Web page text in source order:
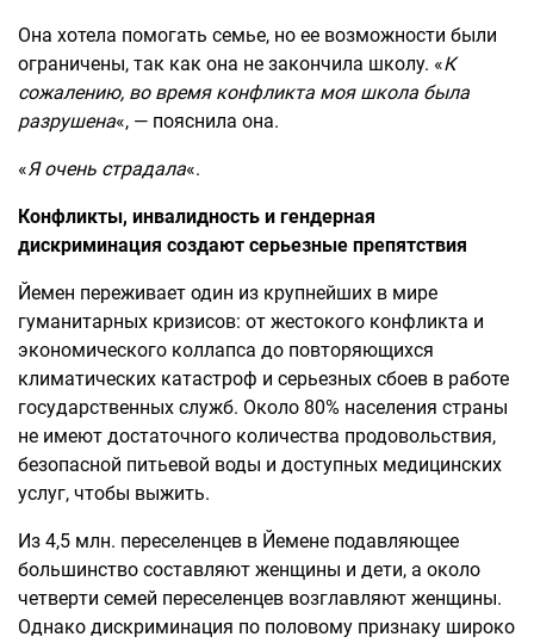
Она хотела помогать семье, но ее возможности были
ограничены, так как она не закончила школу. «К
сожалению, во время конфликта моя школа была
разрушена«, — пояснила она.
«Я очень страдала«.
Конфликты, инвалидность и гендерная
дискриминация создают серьезные препятствия
Йемен переживает один из крупнейших в мире
гуманитарных кризисов: от жестокого конфликта и
экономического коллапса до повторяющихся
климатических катастроф и серьезных сбоев в работе
государственных служб. Около 80% населения страны
не имеют достаточного количества продовольствия,
безопасной питьевой воды и доступных медицинских
услуг, чтобы выжить.
Из 4,5 млн. переселенцев в Йемене подавляющее
большинство составляют женщины и дети, а около
четверти семей переселенцев возглавляют женщины.
Однако дискриминация по половому признаку широко